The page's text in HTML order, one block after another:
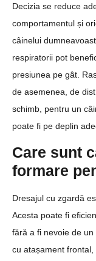
Decizia se reduce
comportamentul și
câinelui
respiratorii pot
presiunea pe gât.
de asemenea, de
schimb, pentru un
poate fi pe deplin
Care sunt
formare
Dresajul cu zgardă
Acesta poate fi
fără a fi nevoie de
cu atașament